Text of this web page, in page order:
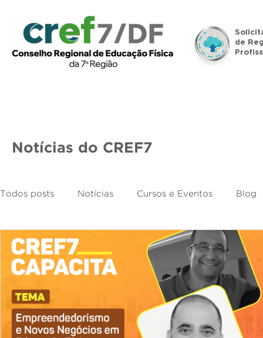
de
Notícias do CREF7
Todos posts Notícias Cursos e Eventos Blog